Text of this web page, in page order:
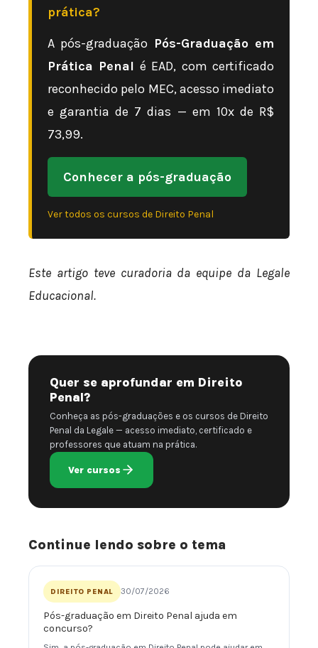
prática?
A pós-graduação Pós-Graduação em
Prática Penal é EAD, com certificado
reconhecido pelo MEC, acesso imediato
e garantia de 7 dias — em 10x de R$
73,99.
Conhecer a pós-graduação
Ver todos os cursos de Direito Penal
Este artigo teve curadoria da equipe da Legale
Educacional.
Quer se aprofundar em Direito
Penal?
Conheça as pós-graduações e os cursos de Direito
Penal da Legale — acesso imediato, certificado e
professores que atuam na prática.
Ver cursos
Continue lendo sobre o tema
DIREITO PENAL 30/07/2026
Pós-graduação em Direito Penal ajuda em
concurso?